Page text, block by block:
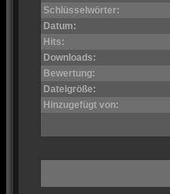
Schlüsselwörter:
Datum:
Hits:
Downloads:
Bewertung:
Dateigröße:
Hinzugefügt von: